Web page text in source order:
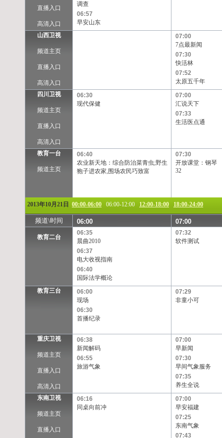
直播入口
高清入口
调查
06:57
早安山东
山西卫视
频道主页
直播入口
高清入口
07:00
7点最新闻
07:30
快活林
07:52
太原五千年
四川卫视
频道主页
直播入口
高清入口
06:30
现代保健
07:00
汇说天下
07:33
生活医点通
教育一台
频道主页
06:40
农业新天地：综合防治菜青虫;野生
狍子进农家,围场农民巧致富
07:30
开放课堂：钢琴
32
2013年10月21日 00:00-06:00 06:00-12:00 12:00-18:00 18:00-24:00
频道\时间 06:00 07:00
教育二台
06:35
晨曲2010
06:37
电大收视指南
06:40
国际法学概论
07:32
软件测试
教育三台
06:00
现场
06:30
首播纪录
07:29
非童小可
重庆卫视
频道主页
直播入口
高清入口
06:38
新闻解码
06:55
旅游气象
07:00
早新闻
07:30
早间气象服务
07:35
养生全说
东南卫视
频道主页
直播入口
06:16
同桌向前冲
07:00
早安福建
07:25
东南气象
07:43